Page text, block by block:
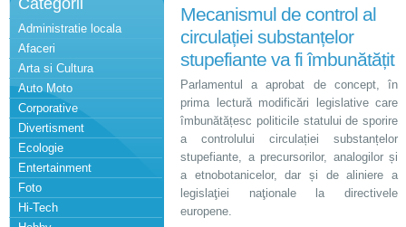
Categorii
Administratie locala
Afaceri
Arta si Cultura
Auto Moto
Corporative
Divertisment
Ecologie
Entertainment
Foto
Hi-Tech
Mecanismul de control al
circulației substanțelor
stupefiante va fi îmbunătățit
Parlamentul a aprobat de concept, în
prima lectură modificări legislative care
îmbunătățesc politicile statului de sporire
a controlului circulației substanțelor
stupefiante, a precursorilor, analogilor și
a etnobotanicelor, dar și de aliniere a
legislaţiei naţionale la directivele
europene.